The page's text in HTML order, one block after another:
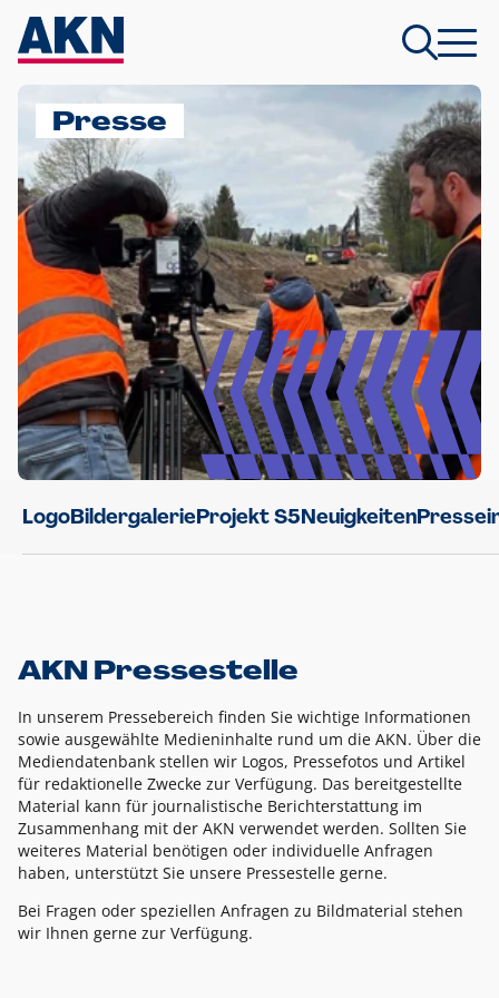
Presse
LogoBildergalerieProjekt S5Neuigkeiten
AKN Pressestelle
In unserem Pressebereich finden Sie wichtige Informationen
sowie ausgewählte Medieninhalte rund um die AKN. Über die
Mediendatenbank stellen wir Logos, Pressefotos und Artikel
für redaktionelle Zwecke zur Verfügung. Das bereitgestellte
Material kann für journalistische Berichterstattung im
Zusammenhang mit der AKN verwendet werden. Sollten Sie
weiteres Material benötigen oder individuelle Anfragen
haben, unterstützt Sie unsere Pressestelle gerne.
Bei Fragen oder speziellen Anfragen zu Bildmaterial stehen
wir Ihnen gerne zur Verfügung.